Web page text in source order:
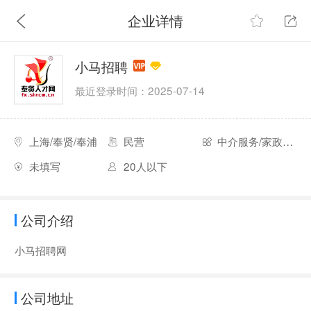
企业详情
小马招聘
最近登录时间：2025-07-14
上海/奉贤/奉浦 民营
中介服务/家政服务
未填写
20人以下
公司介绍
小马招聘网
公司地址